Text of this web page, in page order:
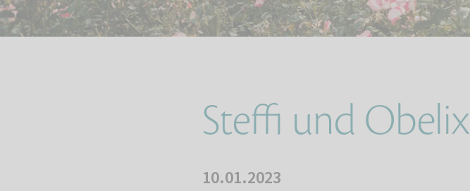
Steffi und Obelix
10.01.2023